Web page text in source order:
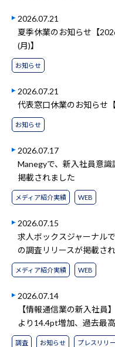
2026.07.21
夏季休業のお知らせ【
(月)】
お知らせ
2026.07.21
代表窓口休業のお知らせ
お知らせ
2026.07.17
Manegyで、新入社員意
掲載されました
メディア紹介実績 WEB
2026.07.15
求人ボックスジャーナル
の調査リリースが掲載さ
メディア紹介実績 WEB
2026.07.14
【情報通信業の新入社員
より14.4pt増加、過去最高
調査 お知らせ プレスリリ